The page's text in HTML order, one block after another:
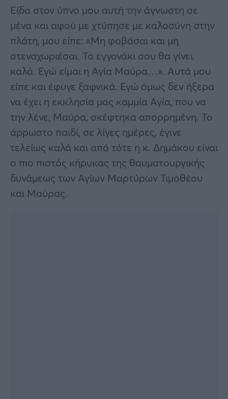
Είδα στον ύπνο μου αυτή την άγνωστη σε
μένα και αφού με χτύπησε με καλοσύνη στην
πλάτη, μου είπε: «Μη φοβάσαι και μη
στεναχωριέσαι. Το εγγονάκι σου θα γίνει
καλά. Εγώ είμαι η Αγία Μαύρα…». Αυτά μου
είπε και έφυγε ξαφνικά. Εγώ όμως δεν ήξερα
να έχει η εκκλησία μας καμμία Αγία, που να
την λένε, Μαύρα, σκέφτηκα απορρημένη. Το
άρρωστο παιδί, σε λίγες ημέρες, έγινε
τελείως καλά και από τότε η κ. Δημάκου είναι
ο πιο πιστός κήρυκας της θαυματουργικής
δυνάμεως των Αγίων Μαρτύρων Τιμοθέου
και Μαύρας.